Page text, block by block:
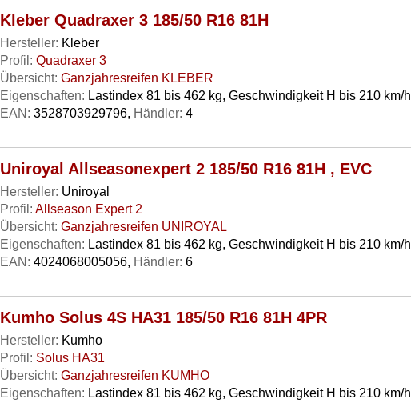
Kleber Quadraxer 3 185/50 R16 81H
Hersteller: Kleber
Profil: Quadraxer 3
Übersicht: Ganzjahresreifen KLEBER
Eigenschaften: Lastindex 81 bis 462 kg, Geschwindigkeit H bis 210 km/h
EAN: 3528703929796, Händler: 4
Uniroyal Allseasonexpert 2 185/50 R16 81H , EVC
Hersteller: Uniroyal
Profil: Allseason Expert 2
Übersicht: Ganzjahresreifen UNIROYAL
Eigenschaften: Lastindex 81 bis 462 kg, Geschwindigkeit H bis 210 km/h
EAN: 4024068005056, Händler: 6
Kumho Solus 4S HA31 185/50 R16 81H 4PR
Hersteller: Kumho
Profil: Solus HA31
Übersicht: Ganzjahresreifen KUMHO
Eigenschaften: Lastindex 81 bis 462 kg, Geschwindigkeit H bis 210 km/h